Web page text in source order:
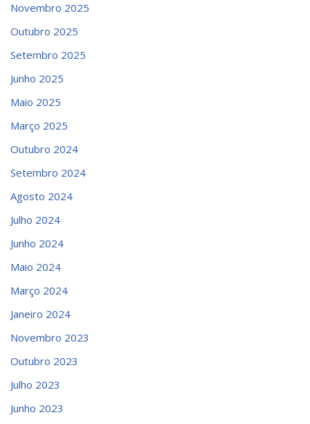
Novembro 2025
Outubro 2025
Setembro 2025
Junho 2025
Maio 2025
Março 2025
Outubro 2024
Setembro 2024
Agosto 2024
Julho 2024
Junho 2024
Maio 2024
Março 2024
Janeiro 2024
Novembro 2023
Outubro 2023
Julho 2023
Junho 2023